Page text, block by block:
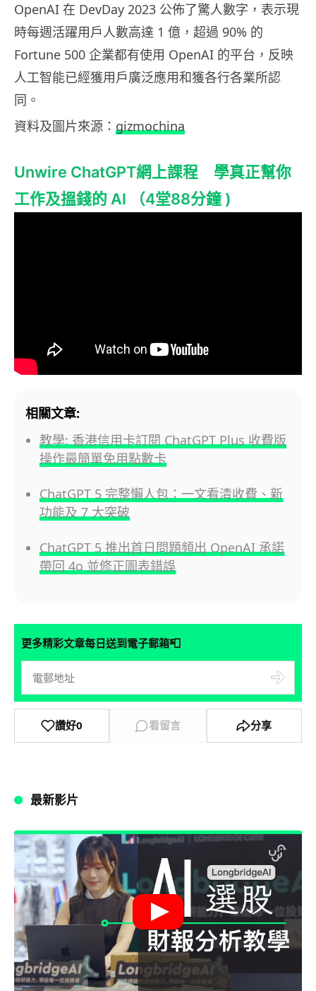
OpenAI 在 DevDay 2023 公佈了驚人數字，表示現
時每週活躍用戶人數高達 1 億，超過 90% 的
Fortune 500 企業都有使用 OpenAI 的平台，反映
人工智能已經獲用戶廣泛應用和獲各行各業所認
同。
資料及圖片來源： gizmochina
Unwire ChatGPT網上課程 學真正幫你
工作及搵錢的 AI （4堂88分鐘 )
相關文章:
教學: 香港信用卡訂閱 ChatGPT Plus 收費版
操作最簡單免用點數卡
ChatGPT 5 完整懶人包：一文看清收費、新
功能及 7 大突破
ChatGPT 5 推出首日問題頻出 OpenAI 承諾
帶回 4o 並修正圖表錯誤
更多精彩文章每日送到電子郵箱📮
讚好0 看留言 分享
最新影片